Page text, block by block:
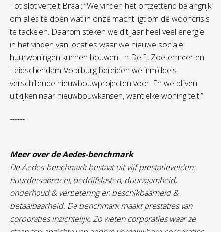
Tot slot vertelt Braal: “We vinden het ontzettend belangrijk
om alles te doen wat in onze macht ligt om de wooncrisis
te tackelen. Daarom steken we dit jaar heel veel energie
in het vinden van locaties waar we nieuwe sociale
huurwoningen kunnen bouwen. In Delft, Zoetermeer en
Leidschendam-Voorburg bereiden we inmiddels
verschillende nieuwbouwprojecten voor. En we blijven
uitkijken naar nieuwbouwkansen, want elke woning telt!”
------
Meer over de Aedes-benchmark
De Aedes-benchmark bestaat uit vijf prestatievelden:
huurdersoordeel, bedrijfslasten, duurzaamheid,
onderhoud & verbetering en beschikbaarheid &
betaalbaarheid. De benchmark maakt prestaties van
corporaties inzichtelijk. Zo weten corporaties waar ze